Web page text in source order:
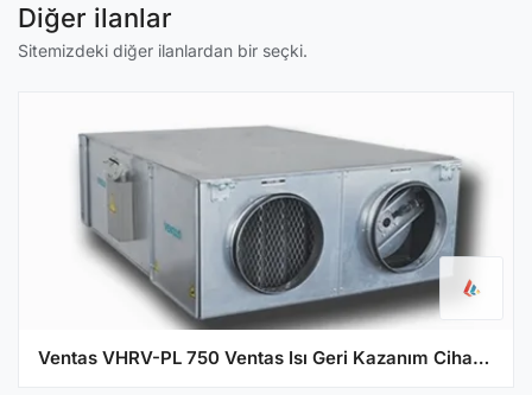
Diğer ilanlar
Sitemizdeki diğer ilanlardan bir seçki.
Ventas VHRV-PL 750 Ventas Isı Geri Kazanım Cihazı 750 m3/h